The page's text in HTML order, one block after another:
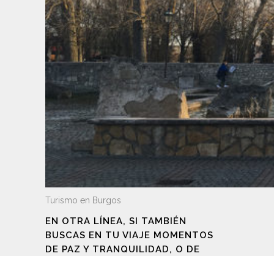
Turismo en Burgos
EN OTRA LÍNEA, SI TAMBIÉN
BUSCAS EN TU VIAJE MOMENTOS
DE PAZ Y TRANQUILIDAD, O DE